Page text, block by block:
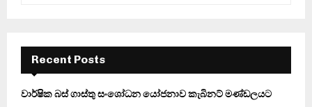
f
r
E
A
Recent Posts
වාර්ෂික බස් ගාස්තු සංශෝධන යෝජනාව කැබිනට් මණ්ඩලයට